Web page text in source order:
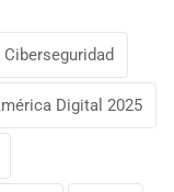
Ciberseguridad
Digital 2025